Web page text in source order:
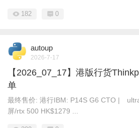
182 0
autoup
2026-7-17
【2026_07_17】港版行货
单
最终售价: 港行IBM: P14S G6 CTO |
屏/rtx 500 HK$1279 ...